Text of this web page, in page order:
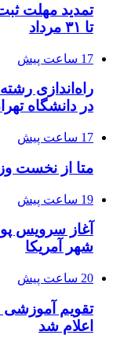
تا ۳۱ مرداد
17 ساعت پیش
در دانشگاه
17 ساعت پیش
متا از نخست
19 ساعت پیش
آغاز سرویس
شهر آمریکا
20 ساعت پیش
تقویم آموزشی
اعلام شد